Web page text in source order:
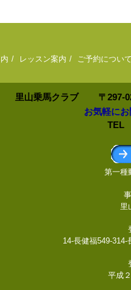
レッスン案内 ご予約について
里山乗馬クラブ
〒297-
お気軽に
TEL
第一種
里
14-長健福549-314-
平成